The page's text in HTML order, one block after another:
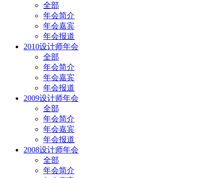
全部
年会简介
年会嘉宾
年会报道
2010设计师年会
全部
年会简介
年会嘉宾
年会报道
2009设计师年会
全部
年会简介
年会嘉宾
年会报道
2008设计师年会
全部
年会简介